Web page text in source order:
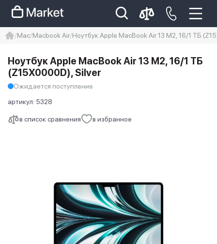
Iphone 14 pro max
айфон 14
Mac Macbook Air Ноутбук Apple MacBook Air 13 M2, 16/1 ТБ
в список сравнения в избранное
Ноутбук Apple MacBook Air 13 M2, 16/1 ТБ
(Z15X0000D), Silver
Ожидается поступление
артикул: 5328